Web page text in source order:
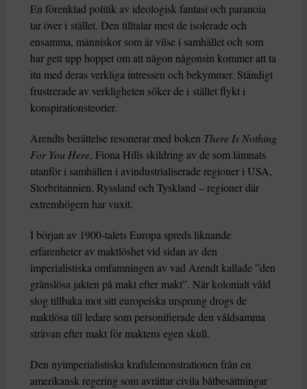
En förenklad politik av ideologisk fantasi och paranoia
tar över i stället. Den tilltalar mest de isolerade och
ensamma, människor som är vilse i samhället och som
har gett upp hoppet om att någon någonsin kommer att ta
itu med deras verkliga intressen och bekymmer. Ständigt
frustrerade av verkligheten söker de i stället flykt i
konspirationsteorier.
Arendts berättelse resonerar med boken There Is Nothing
For You Here, Fiona Hills skildring av de som lämnats
utanför i samhällen i avindustrialiserade regioner i USA,
Storbritannien, Ryssland och Tyskland – regioner där
extremhögern har vuxit.
I början av 1900-talets Europa spreds liknande
erfarenheter av maktlöshet vid sidan av den
imperialistiska omfamningen av vad Arendt kallade ”den
gränslösa jakten på makt efter makt”. När kolonialt våld
slog tillbaka mot sitt europeiska ursprung drogs de
maktlösa till ledare som personifierade den våldsamma
strävan efter makt för maktens egen skull.
Den nyimperialistiska kraftdemonstrationen från en
amerikansk regering som avrättar civila båtbesättningar